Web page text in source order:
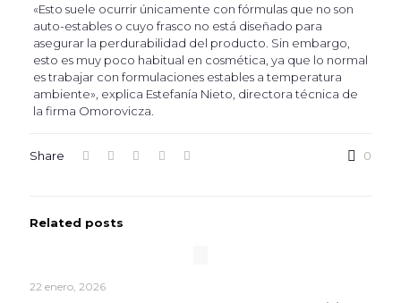
«Esto suele ocurrir únicamente con fórmulas que no son
auto-estables o cuyo frasco no está diseñado para
asegurar la perdurabilidad del producto. Sin embargo,
esto es muy poco habitual en cosmética, ya que lo normal
es trabajar con formulaciones estables a temperatura
ambiente», explica Estefanía Nieto, directora técnica de
la firma Omorovicza.
Share 0
Related posts
22 enero, 2026